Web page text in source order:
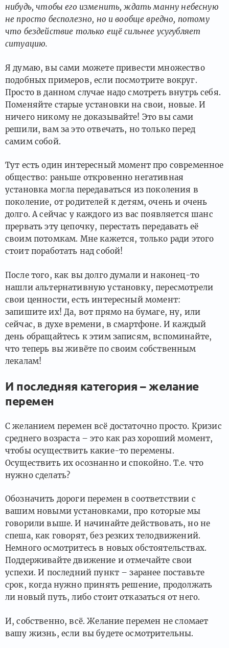
нибудь, чтобы его изменить, ждать манну небесную
не просто бесполезно, но и вообще вредно, потому
что бездействие только ещё сильнее усугубляет
ситуацию.
Я думаю, вы сами можете привести множество
подобных примеров, если посмотрите вокруг.
Просто в данном случае надо смотреть внутрь себя.
Поменяйте старые установки на свои, новые. И
ничего никому не доказывайте! Это вы сами
решили, вам за это отвечать, но только перед
самим собой.
Тут есть один интересный момент про современное
общество: раньше откровенно негативная
установка могла передаваться из поколения в
поколение, от родителей к детям, очень и очень
долго. А сейчас у каждого из вас появляется шанс
прервать эту цепочку, перестать передавать её
своим потомкам. Мне кажется, только ради этого
стоит поработать над собой!
После того, как вы долго думали и наконец-то
нашли альтернативную установку, пересмотрели
свои ценности, есть интересный момент:
запишите их! Да, вот прямо на бумаге, ну, или
сейчас, в духе времени, в смартфоне. И каждый
день обращайтесь к этим записям, вспоминайте,
что теперь вы живёте по своим собственным
лекалам!
И последняя категория – желание
перемен
С желанием перемен всё достаточно просто. Кризис
среднего возраста – это как раз хороший момент,
чтобы осуществить какие-то перемены.
Осуществить их осознанно и спокойно. Т.е. что
нужно сделать?
Обозначить дороги перемен в соответствии с
вашим новыми установками, про которые мы
говорили выше. И начинайте действовать, но не
спеша, как говорят, без резких телодвижений.
Немного осмотритесь в новых обстоятельствах.
Поддерживайте движение и отмечайте свои
успехи. И последний пункт – заранее поставьте
срок, когда нужно принять решение, продолжать
ли новый путь, либо стоит отказаться от него.
И, собственно, всё. Желание перемен не сломает
вашу жизнь, если вы будете осмотрительны.